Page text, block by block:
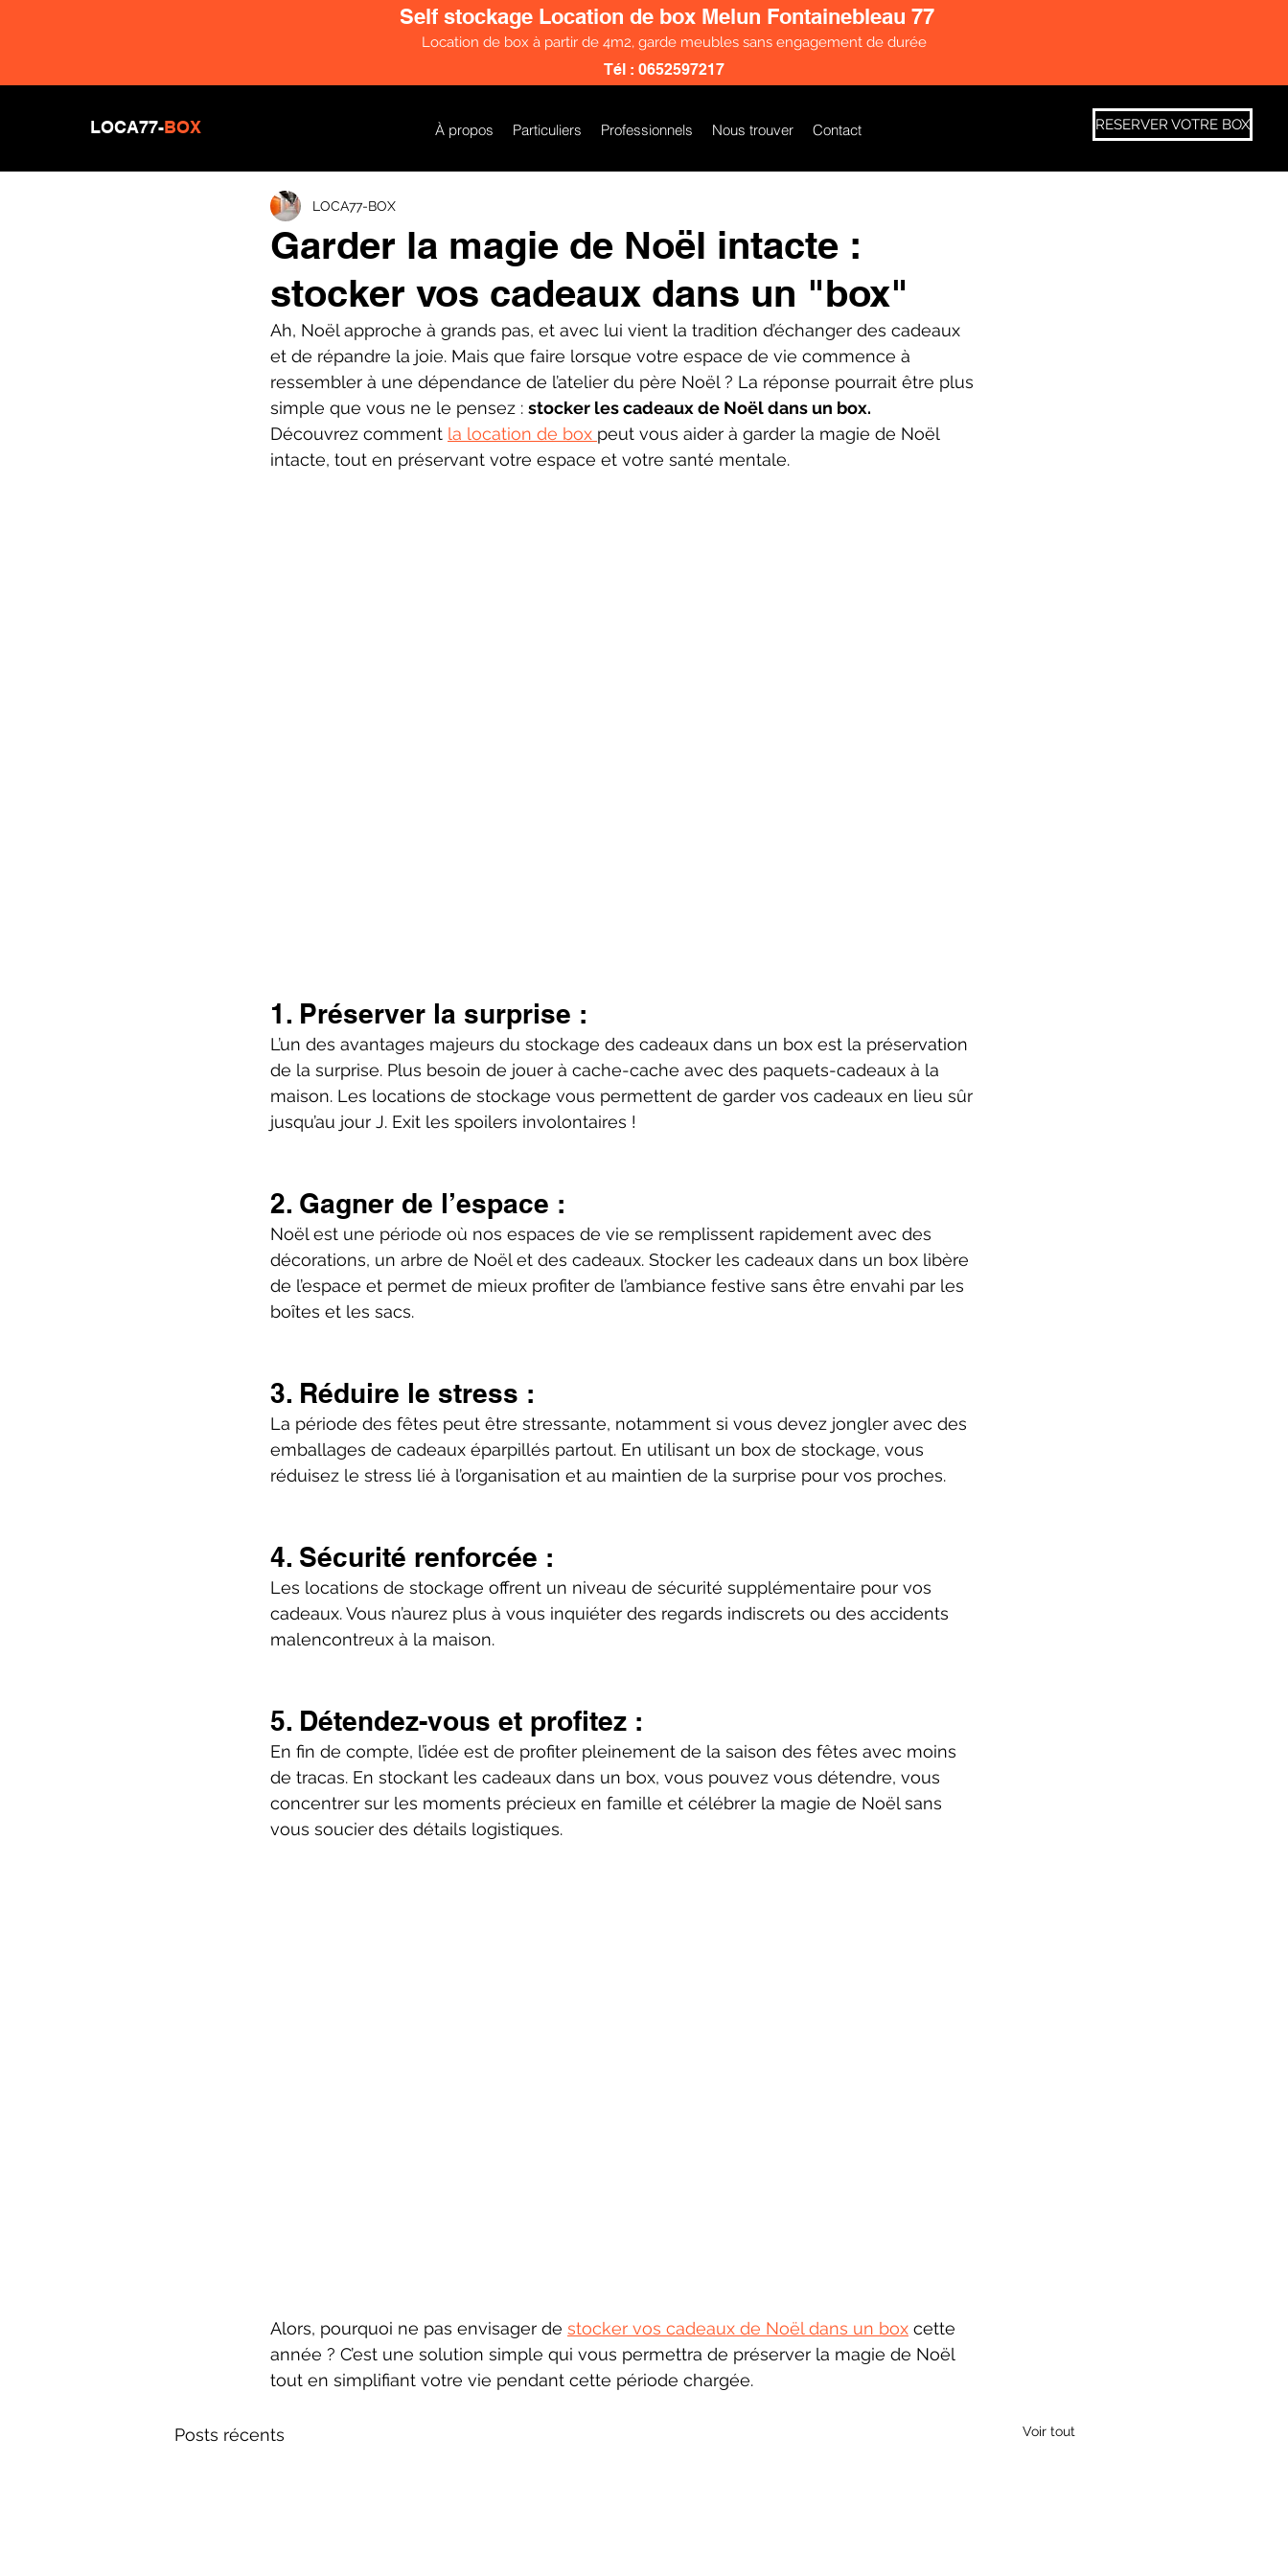
Self stockage Location de box Melun Fontainebleau 77
Location de box à partir de 4m2, garde meubles sans engagement de durée
Tél : 0652597217
LOCA77-BOX À propos Particuliers Professionnels Nous trouver Contact RESERVER VOTRE BOX
Garder la magie de Noël intacte :
stocker vos cadeaux dans un "box"
LOCA77-BOX
Ah, Noël approche à grands pas, et avec lui vient la tradition d’échanger des cadeaux
et de répandre la joie. Mais que faire lorsque votre espace de vie commence à
ressembler à une dépendance de l’atelier du père Noël ? La réponse pourrait être plus
simple que vous ne le pensez : stocker les cadeaux de Noël dans un box.
Découvrez comment la location de box peut vous aider à garder la magie de Noël
intacte, tout en préservant votre espace et votre santé mentale.
1. Préserver la surprise :
L’un des avantages majeurs du stockage des cadeaux dans un box est la préservation
de la surprise. Plus besoin de jouer à cache-cache avec des paquets-cadeaux à la
maison. Les locations de stockage vous permettent de garder vos cadeaux en lieu sûr
jusqu’au jour J. Exit les spoilers involontaires !
2. Gagner de l’espace :
Noël est une période où nos espaces de vie se remplissent rapidement avec des
décorations, un arbre de Noël et des cadeaux. Stocker les cadeaux dans un box libère
de l’espace et permet de mieux profiter de l’ambiance festive sans être envahi par les
boîtes et les sacs.
3. Réduire le stress :
La période des fêtes peut être stressante, notamment si vous devez jongler avec des
emballages de cadeaux éparpillés partout. En utilisant un box de stockage, vous
réduisez le stress lié à l’organisation et au maintien de la surprise pour vos proches.
4. Sécurité renforcée :
Les locations de stockage offrent un niveau de sécurité supplémentaire pour vos
cadeaux. Vous n’aurez plus à vous inquiéter des regards indiscrets ou des accidents
malencontreux à la maison.
5. Détendez-vous et profitez :
En fin de compte, l’idée est de profiter pleinement de la saison des fêtes avec moins
de tracas. En stockant les cadeaux dans un box, vous pouvez vous détendre, vous
concentrer sur les moments précieux en famille et célébrer la magie de Noël sans
vous soucier des détails logistiques.
Alors, pourquoi ne pas envisager de stocker vos cadeaux de Noël dans un box cette
année ? C’est une solution simple qui vous permettra de préserver la magie de Noël
tout en simplifiant votre vie pendant cette période chargée.
Posts récents Voir tout